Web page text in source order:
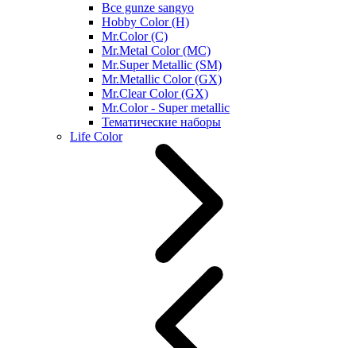
Все gunze sangyo
Hobby Color (H)
Mr.Color (C)
Mr.Metal Color (MC)
Mr.Super Metallic (SM)
Mr.Metallic Color (GX)
Mr.Clear Color (GX)
Mr.Color - Super metallic
Тематические наборы
Life Color